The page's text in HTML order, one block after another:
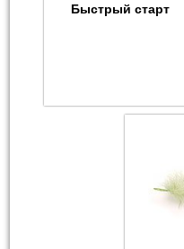
Быстрый старт